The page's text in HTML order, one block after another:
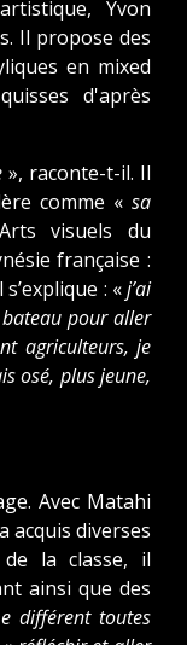
Yvon
Il propose des
en mixed
d'après
», raconte-t-il. Il
comme « sa
visuels du
française :
s’explique : «j’ai
pour aller
agriculteurs, je
osé, plus jeune,
Avec Matahi
acquis diverses
de la classe, il
ainsi que des
différent toutes